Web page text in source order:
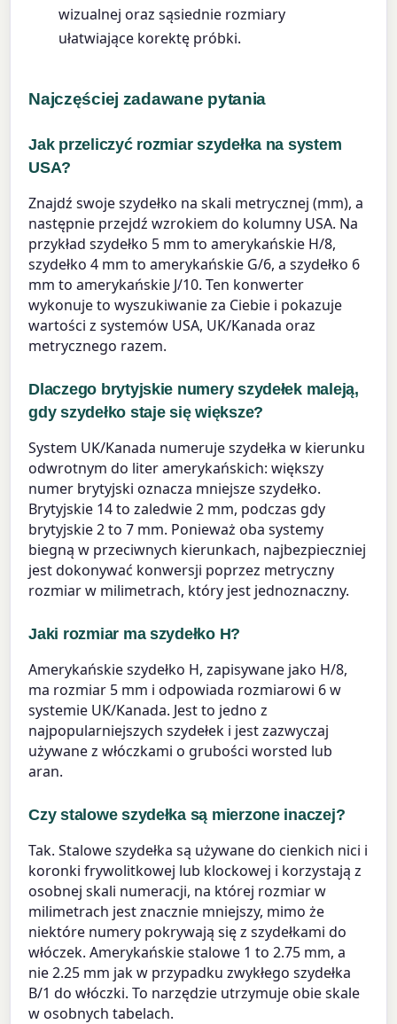
wizualnej oraz sąsiednie rozmiary
ułatwiające korektę próbki.
Najczęściej zadawane pytania
Jak przeliczyć rozmiar szydełka na system
USA?
Znajdź swoje szydełko na skali metrycznej (mm), a
następnie przejdź wzrokiem do kolumny USA. Na
przykład szydełko 5 mm to amerykańskie H/8,
szydełko 4 mm to amerykańskie G/6, a szydełko 6
mm to amerykańskie J/10. Ten konwerter
wykonuje to wyszukiwanie za Ciebie i pokazuje
wartości z systemów USA, UK/Kanada oraz
metrycznego razem.
Dlaczego brytyjskie numery szydełek maleją,
gdy szydełko staje się większe?
System UK/Kanada numeruje szydełka w kierunku
odwrotnym do liter amerykańskich: większy
numer brytyjski oznacza mniejsze szydełko.
Brytyjskie 14 to zaledwie 2 mm, podczas gdy
brytyjskie 2 to 7 mm. Ponieważ oba systemy
biegną w przeciwnych kierunkach, najbezpieczniej
jest dokonywać konwersji poprzez metryczny
rozmiar w milimetrach, który jest jednoznaczny.
Jaki rozmiar ma szydełko H?
Amerykańskie szydełko H, zapisywane jako H/8,
ma rozmiar 5 mm i odpowiada rozmiarowi 6 w
systemie UK/Kanada. Jest to jedno z
najpopularniejszych szydełek i jest zazwyczaj
używane z włóczkami o grubości worsted lub
aran.
Czy stalowe szydełka są mierzone inaczej?
Tak. Stalowe szydełka są używane do cienkich nici i
koronki frywolitkowej lub klockowej i korzystają z
osobnej skali numeracji, na której rozmiar w
milimetrach jest znacznie mniejszy, mimo że
niektóre numery pokrywają się z szydełkami do
włóczek. Amerykańskie stalowe 1 to 2.75 mm, a
nie 2.25 mm jak w przypadku zwykłego szydełka
B/1 do włóczki. To narzędzie utrzymuje obie skale
w osobnych tabelach.